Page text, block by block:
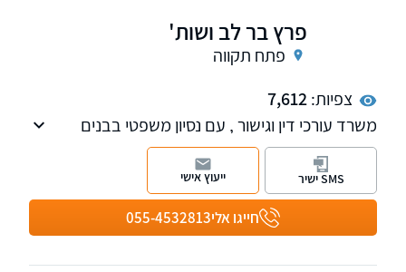
פרץ בר לב ושות'
פתח תקווה
צפיות:7,612
משרד עורכי דין וגישור , עם נסיון משפטי בבנים
ממשיכים וכל תחום הנדל"ן
חייגו אלי055-4532813
SMS ישיר ייעוץ אישי